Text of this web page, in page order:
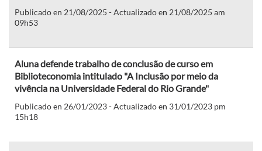
Publicado en 21/08/2025 - Actualizado en 21/08/2025 am
09h53
Aluna defende trabalho de conclusão de curso em
Biblioteconomia intitulado "A Inclusão por meio da
vivência na Universidade Federal do Rio Grande"
Publicado en 26/01/2023 - Actualizado en 31/01/2023 pm
15h18